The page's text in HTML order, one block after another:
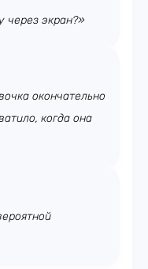
через экран?»
окончательно
когда она